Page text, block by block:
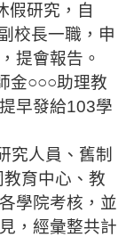
假研究，自
校長一職，申
提會報告。
金○○○助理教
早發給103學
究人員、舊制
教育中心、教
學院考核，並
，經彙整共計